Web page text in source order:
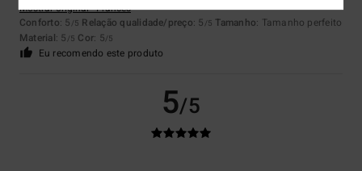
Mostrar original - Francês
Conforto: 5 /5 Relação qualidade/preço: 5 /5 Tamanho: Tamanho perfeito
Material: 5 /5 Cor: 5/5
Eu recomendo este produto
5/5